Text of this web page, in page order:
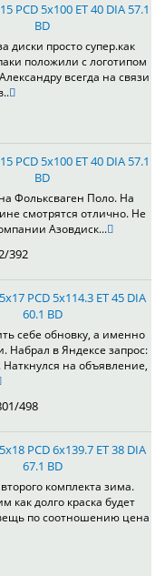
PCD 5x100 ET 40 DIA 57.1
BD
диски просто супер.как
положили с логотипом
всегда на связи
PCD 5x100 ET 40 DIA 57.1
BD
Фольксваген Поло. На
смотрятся отлично. Не
Азовдиск...
392
PCD 5x114.3 ET 45 DIA
60.1 BD
себе обновку, а именно
Набрал в Яндексе запрос:
на объявление,
498
PCD 6x139.7 ET 38 DIA
67.1 BD
комплекта зима.
как долго краска будет
по соотношению цена